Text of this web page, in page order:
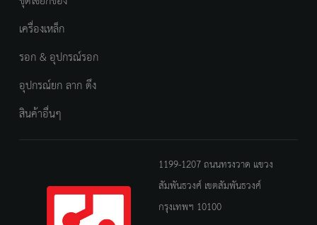
เครื่องเหล็ก
รอก & อุปกรณ์รอก
อุปกรณ์ยก ลาก ดึง
สินค้าอื่นๆ
1199-1207 ถนนทรงวาด แขวง
สัมพันธวงศ์ เขตสัมพันธวงศ์
กรุงเทพฯ 10100